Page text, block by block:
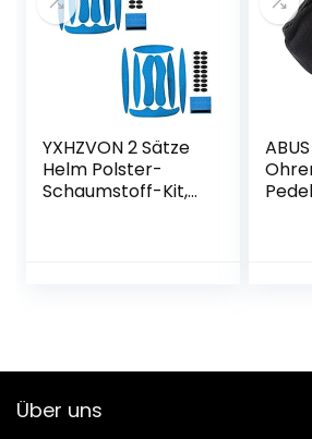
YXHZVON 2 Sätze
Helm Polster-
Schaumstoff-Kit,
ABUS
Über uns